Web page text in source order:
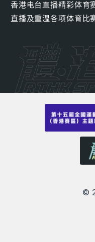
香港电台直播精彩体育
直播及重温各项体育比
©